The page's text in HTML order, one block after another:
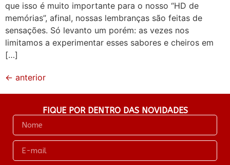
que isso é muito importante para o nosso “HD de
memórias”, afinal, nossas lembranças são feitas de
sensações. Só levanto um porém: as vezes nos
limitamos a experimentar esses sabores e cheiros em
[…]
← anterior
FIQUE POR DENTRO DAS NOVIDADES